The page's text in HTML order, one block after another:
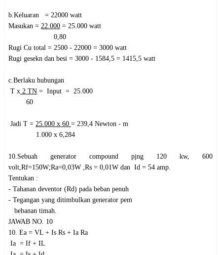
b.Keluaran = 22000 watt
Masukan = 22.000 = 25.000 watt
0,80
Rugi Cu total = 2500 - 22000 = 3000 watt
Rugi gesekn dan besi = 3000 - 1584,5 = 1415,5 watt
c.Berlaku hubungan
T x 2 TN = Input = 25.000
60
Jadi T = 25.000 x 60 = 239,4 Newton - m
1.000 x 6,284
10.Sebuah generator compound pjng 120 kw, 600
volt,Rf=150W;Ra=0,03W ,Rs = 0,01W dan Id = 54 amp.
Tentukan :
- Tahanan deventor (Rd) pada beban penuh
- Tegangan yang ditimbulkan generator pem
bebanan timah.
JAWAB NO. 10
10. Ea = VL + Is Rs + Ia Ra
Ia = If + IL